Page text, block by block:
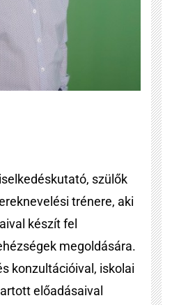
szülők
trénere, aki
készít fel
megoldására.
konzultációival, iskolai
előadásaival